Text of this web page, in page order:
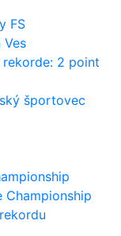
FS
2 point
športovec
Championship